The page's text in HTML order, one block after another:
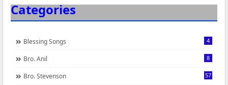
Categories
Blessing Songs 4
Bro. Anil 8
Bro. Stevenson 57